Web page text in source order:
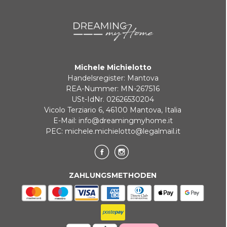
BANKUMLEITUNGEN
Michele Michielotto
Handelsregister: Mantova
REA-Nummer: MN-267516
USt-IdNr. 02626530204
Vicolo Terziario 6, 46100 Mantova, Italia
E-Mail: info@dreamingmyhome.it
PEC: michele.michielotto@legalmail.it
ZAHLUNGSMETHODEN